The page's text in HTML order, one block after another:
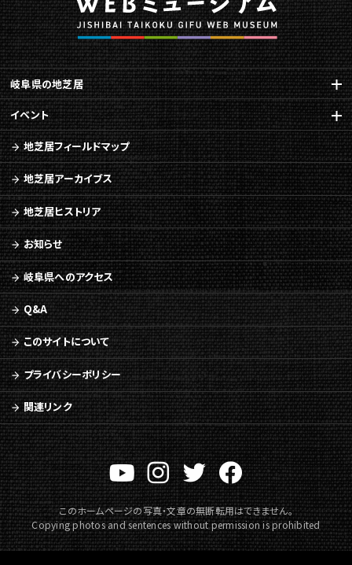
岐阜県の地芝居
イベント
地芝居フィールドマップ
地芝居アーカイブス
地芝居ヒストリア
お知らせ
岐阜県へのアクセス
Q&A
このサイトについて
プライバシーポリシー
関連リンク
このホームページの写真・文章の無断転用はできません。
Copying photos and sentences without permission is prohibited